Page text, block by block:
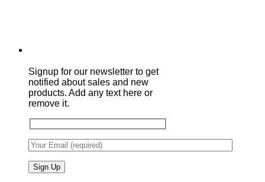
Signup for our newsletter to get
notified about sales and new
products. Add any text here or
remove it.